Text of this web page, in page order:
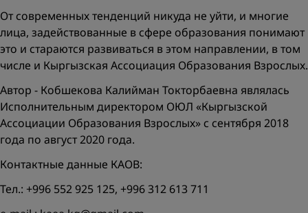
От современных тенденций никуда не уйти, и многие
лица, задействованные в сфере образования понимают
это и стараются развиваться в этом направлении, в том
числе и Кыргызская Ассоциация Образования Взрослых.
Автор - Кобшекова Калийман Токторбаевна являлась
Исполнительным директором ОЮЛ «Кыргызской
Ассоциации Образования Взрослых» с сентября 2018
года по август 2020 года.
Контактные данные КАОВ:
Тел.: +996 552 925 125, +996 312 613 711